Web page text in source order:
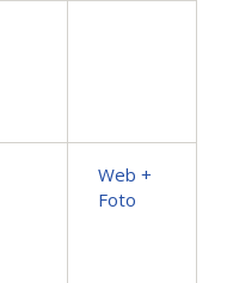
Web +
Foto